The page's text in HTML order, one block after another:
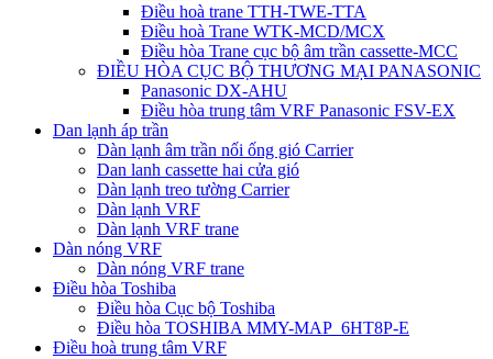
Điều hoà trane TTH-TWE-TTA
Điều hoà Trane WTK-MCD/MCX
Điều hòa Trane cục bộ âm trần cassette-MCC
ĐIỀU HÒA CỤC BỘ THƯƠNG MẠI PANASONIC
Panasonic DX-AHU
Điều hòa trung tâm VRF Panasonic FSV-EX
Dan lạnh áp trần
Dàn lạnh âm trần nối ống gió Carrier
Dan lanh cassette hai cửa gió
Dàn lạnh treo tường Carrier
Dàn lạnh VRF
Dàn lạnh VRF trane
Dàn nóng VRF
Dàn nóng VRF trane
Điều hòa Toshiba
Điều hòa Cục bộ Toshiba
Điều hòa TOSHIBA MMY-MAP_6HT8P-E
Điều hoà trung tâm VRF